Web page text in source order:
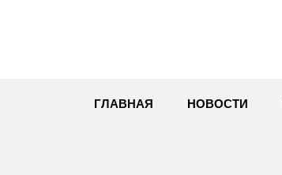
ГЛАВНАЯ НОВОСТИ